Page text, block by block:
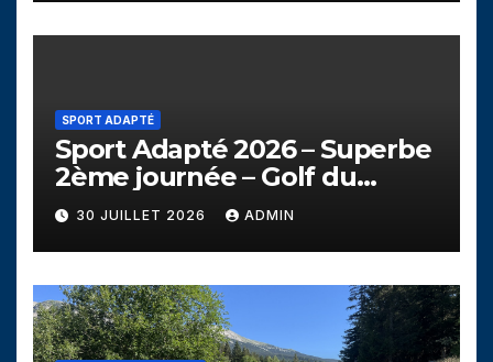
SPORT ADAPTÉ
Sport Adapté 2026 – Superbe
2ème journée – Golf du
Campanil
30 JUILLET 2026 ADMIN